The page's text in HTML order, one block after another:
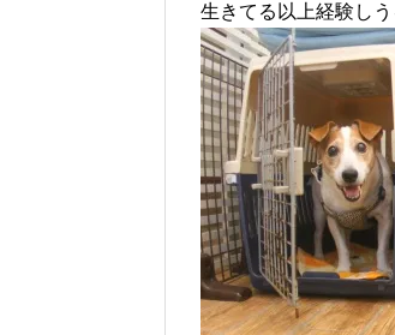
生きてる以上経験し